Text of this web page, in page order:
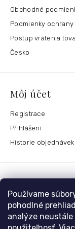
Používame
pohodlné
analýze
Obchodné
Podmienky
Postup vrátenia
Česko
Môj účet
Registrace
Přihlášení
Historie objednávek
nolimit@
+420 731 990 591